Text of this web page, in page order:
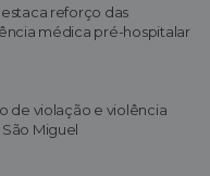
reforço das
médica pré-hospitalar
de violação e violência
Miguel